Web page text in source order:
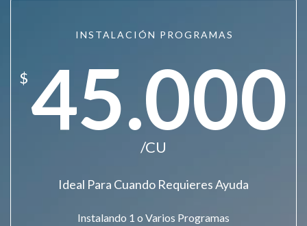
INSTALACIÓN PROGRAMAS
$45.000
/CU
Ideal Para Cuando Requieres Ayuda
Instalando 1 o Varios Programas